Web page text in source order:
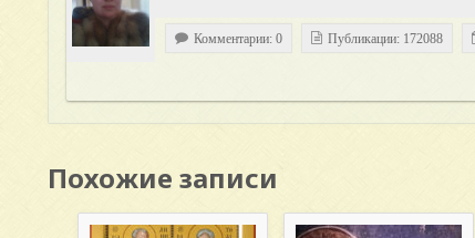
Комментарии: 0 Публикации: 172088
Похожие записи